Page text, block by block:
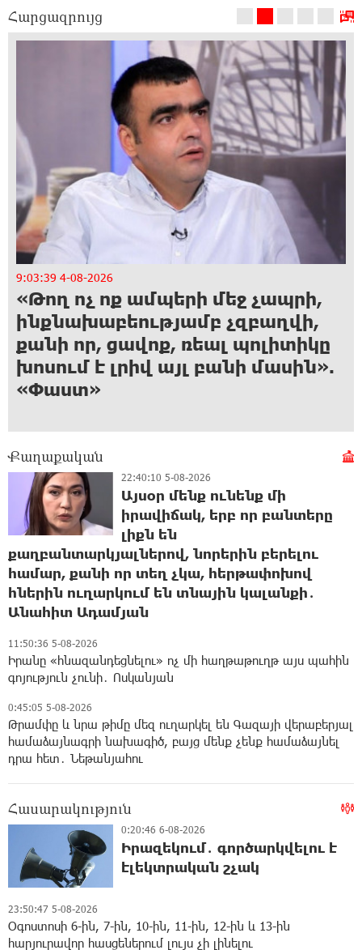
Ստեփանավանում և հարակից
բնակավայրերում հունձը
սկսում է, կոմբայնը հասել,
գյուղում կանգնած է, իսկ
Լոռվա մարզպետը
բարեգործության արգելք է
սահմանում. Անդրանիկ
Գևորգյան
Ազատությու՜ն
քաղբանտարկյալ Ավետիք
Չալաբյանին. կոչ`
Խուստուփի գագաթից
Հարցազրույց
9:03:39 4-08-2026
«Թող ոչ ոք ամպերի մեջ չապրի,
ինքնախաբեությամբ չզբաղվի,
քանի որ, ցավոք, ռեալ պոլիտիկը
խոսում է լրիվ այլ բանի մասին».
«Փաստ»
Քաղաքական
22:40:10 5-08-2026
Այսօր մենք ունենք մի
իրավիճակ, երբ որ բանտերը
լիքն են
քաղբանտարկյալներով, նորերին բերելու
համար, քանի որ տեղ չկա, հերթափոխով
հներին ուղարկում են տնային կալանքի․
Անահիտ Ադամյան
11:50:36 5-08-2026
Իրանը «հնազանդեցնելու» ոչ մի հաղթաթուղթ այս պահին
գոյություն չունի․ Ոսկանյան
0:45:05 5-08-2026
Թրամփը և նրա թիմը մեզ ուղարկել են Գազայի վերաբերյալ
համաձայնագրի նախագիծ, բայց մենք չենք համաձայնել
դրա հետ․ Նեթանյահու
Հասարակություն
0:20:46 6-08-2026
Իրազեկում․ գործարկվելու է
էլեկտրական շչակ
23:50:47 5-08-2026
Օգոստոսի 6-ին, 7-ին, 10-ին, 11-ին, 12-ին և 13-ին
հարյուրավոր հասցեներում լույս չի լինելու